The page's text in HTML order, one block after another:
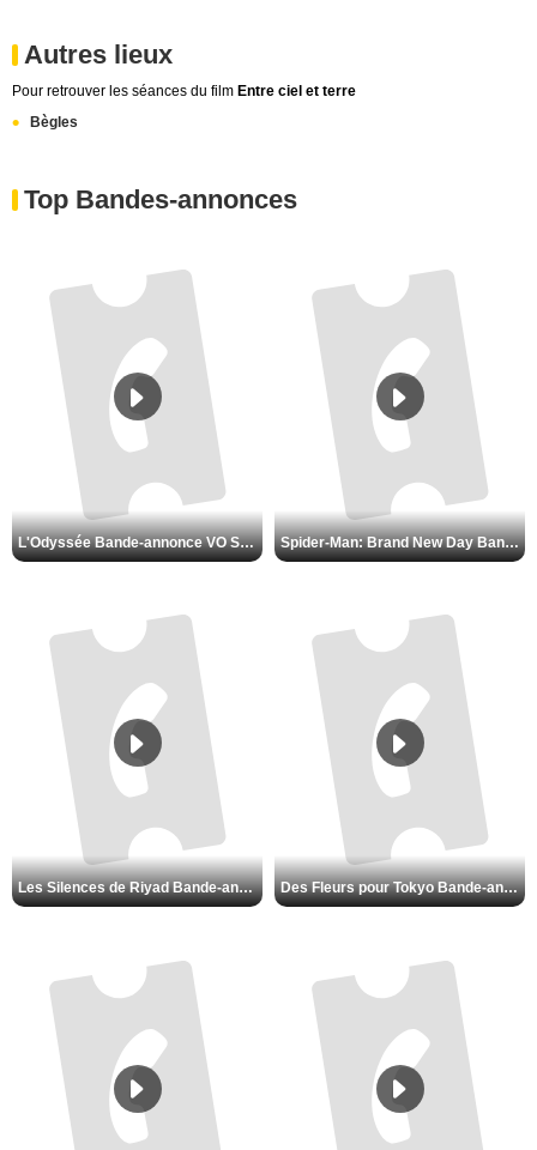
Autres lieux
Pour retrouver les séances du film Entre ciel et terre
Bègles
Top Bandes-annonces
L'Odyssée Bande-annonce VO STFR Spider-Man: Brand New Day Bande-annonce VO STFR
Les Silences de Riyad Bande-annonce VO STFR Des Fleurs pour Tokyo Bande-annonce VO STFR